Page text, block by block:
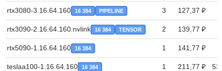
rtx3080-3.16.64.160 16 384 PIPELINE 3 127,37 ₽
rtx3090-2.16.64.160.nvlink 16 384 TENSOR 2 139,77 ₽
rtx5090-1.16.64.160 16 384 1 141,77 ₽
teslaa100-1.16.64.160 16 384 1 211,77 ₽